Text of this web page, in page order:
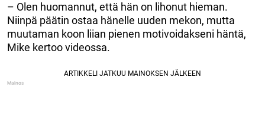
– Olen huomannut, että hän on lihonut hieman.
Niinpä päätin ostaa hänelle uuden mekon, mutta
muutaman koon liian pienen motivoidakseni häntä,
Mike kertoo videossa.